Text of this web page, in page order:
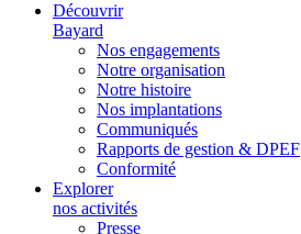
Découvrir
Bayard
Nos engagements
Notre organisation
Notre histoire
Nos implantations
Communiqués
Rapports de gestion & DPEF
Conformité
Explorer
nos activités
Presse